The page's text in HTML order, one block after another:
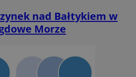
nad Bałtykiem w
Morze